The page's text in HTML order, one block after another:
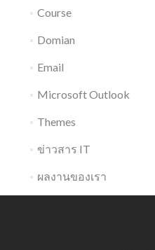
Course
Domian
Email
Microsoft Outlook
Themes
ข่าวสาร IT
ผลงานของเรา